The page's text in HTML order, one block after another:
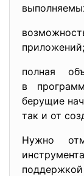
приложений;
полная
в
берущие
так и от
Нужно